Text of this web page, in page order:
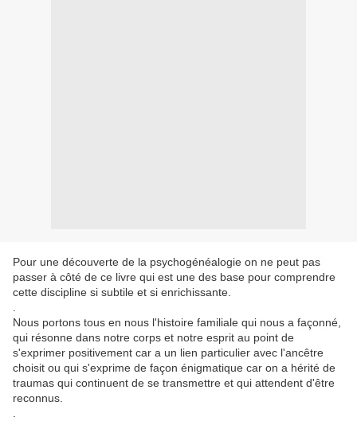
Pour une découverte de la psychogénéalogie on ne peut pas
passer à côté de ce livre qui est une des base pour comprendre
cette discipline si subtile et si enrichissante.
Nous portons tous en nous l'histoire familiale qui nous a façonné,
qui résonne dans notre corps et notre esprit au point de
s'exprimer positivement car a un lien particulier avec l'ancêtre
choisit ou qui s'exprime de façon énigmatique car on a hérité de
traumas qui continuent de se transmettre et qui attendent d'être
reconnus.